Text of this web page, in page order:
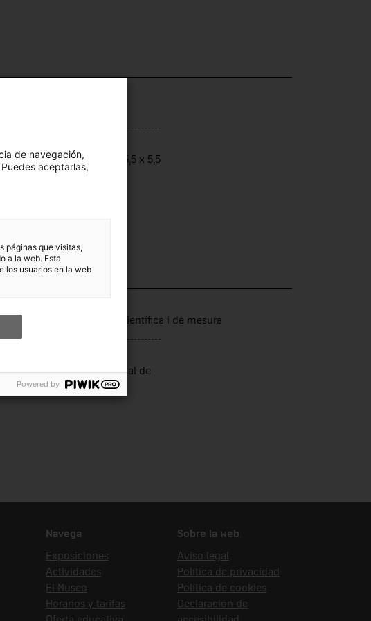
XX
Dimensions: 3 x 5,5 x 5,5
cm
Instrumentació científica i de mesura
d'Enginyeria Industrial de
Navega
Exposiciones
Actividades
El Museo
Horarios y tarifas
Sobre la web
Aviso legal
Política de privacidad
Política de cookies
Declaración de
de navegación,
aceptarlas,
páginas que visitas,
a la web. Esta
los usuarios en la web
Powered by